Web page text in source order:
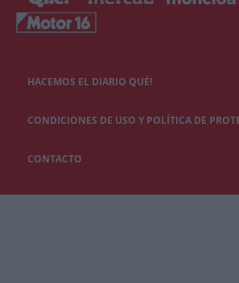
HACEMOS EL DIARIO QUÉ!
CONDICIONES DE USO Y POLÍTICA DE
CONTACTO